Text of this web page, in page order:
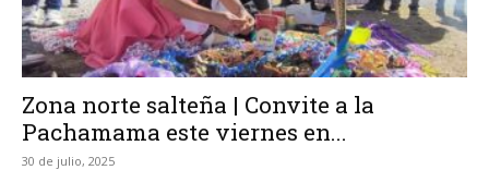
Zona norte salteña | Convite a la
Pachamama este viernes en...
30 de julio, 2025